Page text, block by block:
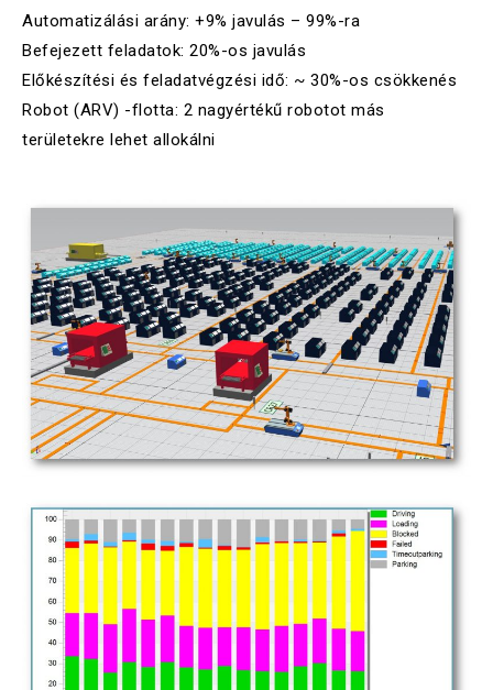
Automatizálási arány: +9% javulás – 99%-ra
Befejezett feladatok: 20%-os javulás
Előkészítési és feladatvégzési idő: ~ 30%-os csökkenés
Robot (ARV) -flotta: 2 nagyértékű robotot más
területekre lehet allokálni